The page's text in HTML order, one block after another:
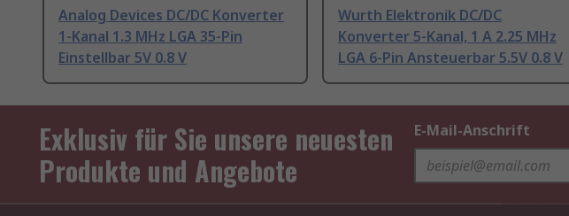
Analog Devices DC/DC Konverter
1-Kanal 1.3 MHz LGA 35-Pin
Einstellbar 5V 0.8 V
Wurth Elektronik DC/DC
Konverter 5-Kanal, 1 A 2.25 MHz
LGA 6-Pin Ansteuerbar 5.5V 0.8 V
Exklusiv für Sie unsere neuesten
Produkte und Angebote
E-Mail-Anschrift